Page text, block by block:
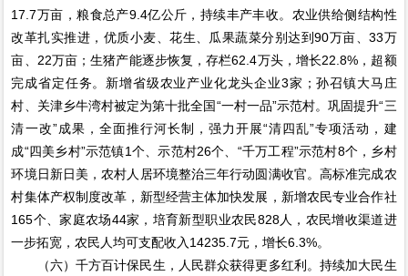
17.7万亩，粮食总产9.4亿公斤，持续丰产丰收。农业供给侧结构性
改革扎实推进，优质小麦、花生、瓜果蔬菜分别达到90万亩、33万
亩、22万亩；生猪产能逐步恢复，存栏62.4万头，增长22.8%，超额
完成省定任务。新增省级农业产业化龙头企业3家；孙召镇大马庄
村、关津乡牛湾村被定为第十批全国“一村一品”示范村。巩固提升“三
清一改”成果，全面推行河长制，强力开展“清四乱”专项活动，建
成“四美乡村”示范镇1个、示范村26个、“千万工程”示范村8个，乡村
环境日新日美，农村人居环境整治三年行动圆满收官。高标准完成农
村集体产权制度改革，新型经营主体加快发展，新增农民专业合作社
165个、家庭农场44家，培育新型职业农民828人，农民增收渠道进
一步拓宽，农民人均可支配收入14235.7元，增长6.3%。
（六）千方百计保民生，人民群众获得更多红利。持续加大民生